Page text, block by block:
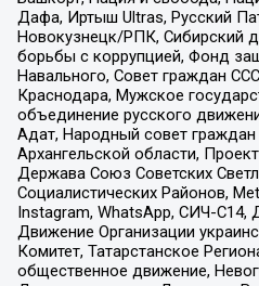
Дафа, Иртыш Ultras, Русский
Новокузнецк/РПК, Сибирский
борьбы с коррупцией, Фонд
Навального, Совет граждан
Краснодара, Мужское
объединение русского
Адат, Народный совет
Архангельской области,
Держава Союз Советских
Социалистических Районов,
Instagram, WhatsApp, СИЧ-С14,
Движение Организации
Комитет, Татарстанское
общественное движение,